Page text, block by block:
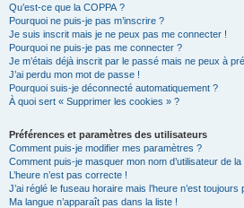
Qu’est-ce que la COPPA ?
Pourquoi ne puis-je pas m’inscrire ?
Je suis inscrit mais je ne peux pas me connecter !
Pourquoi ne puis-je pas me connecter ?
Je m’étais déjà inscrit par le passé mais ne peux à
J’ai perdu mon mot de passe !
Pourquoi suis-je déconnecté automatiquement ?
À quoi sert « Supprimer les cookies » ?
Préférences et paramètres des utilisateurs
Comment puis-je modifier mes paramètres ?
Comment puis-je masquer mon nom d’utilisateur de
L’heure n’est pas correcte !
J’ai réglé le fuseau horaire mais l’heure n’est
Ma langue n’apparaît pas dans la liste !